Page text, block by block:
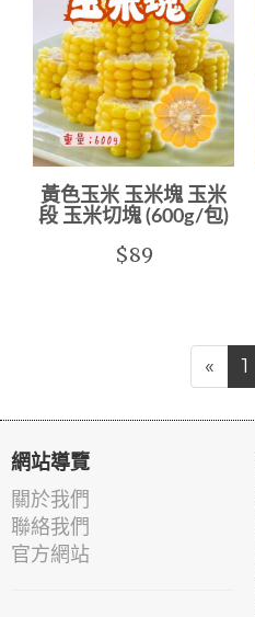
黃色玉米 玉米塊 玉米
段 玉米切塊 (600g/包)
$89
« 1
網站導覽
關於我們
聯絡我們
官方網站